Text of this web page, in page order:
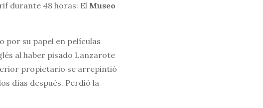
durante 48 horas: El Museo
por su papel en películas
al haber pisado Lanzarote
propietario se arrepintió
días después. Perdió la